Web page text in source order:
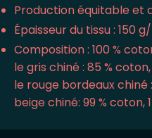
Production équitable et
Épaisseur du tissu : 150
Composition : 100 %
le gris chiné : 85 % coton,
le rouge bordeaux chiné
beige chiné: 99 % coton,